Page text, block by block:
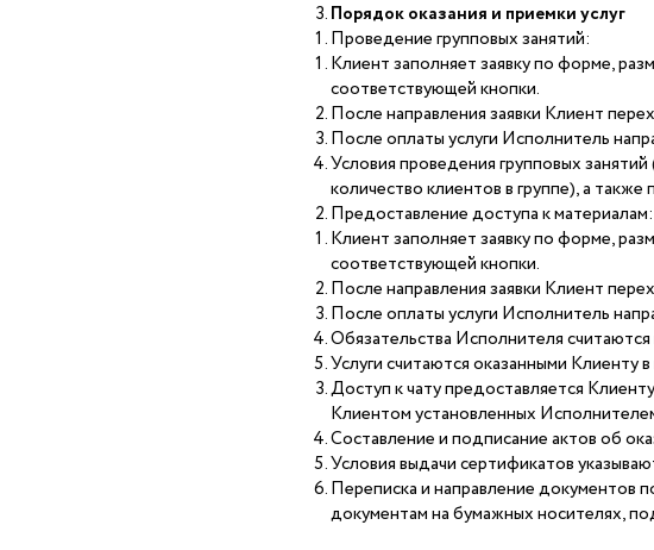
Порядок оказания и приемки услуг
Проведение групповых занятий:
Клиент заполняет заявку по форме,
соответствующей кнопки.
После направления заявки Клиент
После оплаты услуги Исполнитель
Условия проведения групповых
количество клиентов в группе), а
Предоставление доступа к материалам:
Клиент заполняет заявку по форме,
соответствующей кнопки.
После направления заявки Клиент
После оплаты услуги Исполнитель
Обязательства Исполнителя
Услуги считаются оказанными Клиенту
Доступ к чату предоставляется
Клиентом установленных
Составление и подписание актов об
Условия выдачи сертификатов
Переписка и направление документов
документам на бумажных носителях,